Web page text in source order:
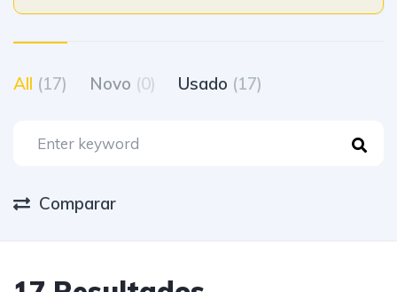
All (17) Novo (0) Usado (17)
Comparar